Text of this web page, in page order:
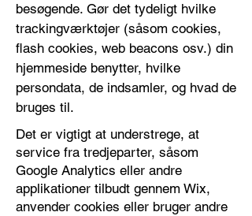
besøgende. Gør det tydeligt hvilke
trackingværktøjer (såsom cookies,
flash cookies, web beacons osv.) din
hjemmeside benytter, hvilke
persondata, de indsamler, og hvad de
bruges til.
Det er vigtigt at understrege, at
service fra tredjeparter, såsom
Google Analytics eller andre
applikationer tilbudt gennem Wix,
anvender cookies eller bruger andre